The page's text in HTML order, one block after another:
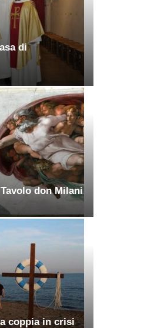
di
don Milani
coppia in crisi